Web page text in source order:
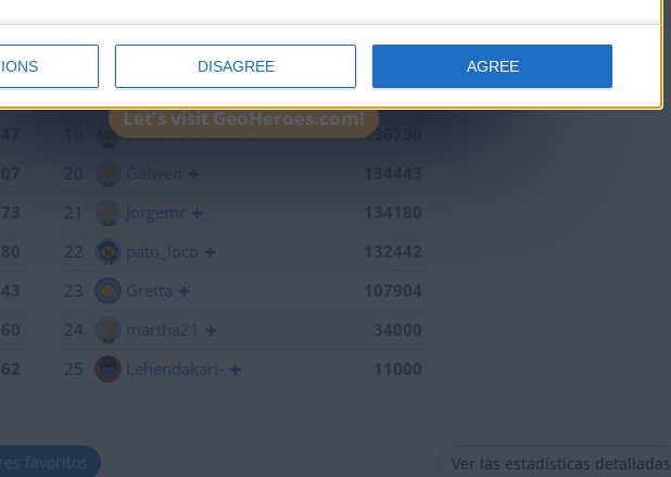
DISAGREE AGREE
18
teresa urzainki
137308
JOAQUINPOLO
136790
20
Galwen
21
Jorgemr
22
pato_loco
23
Gretta
24
martha21
25
Lehendakari-
favoritos Ver las estadísticas detalladas
Let's visit GeoHeroes.com!